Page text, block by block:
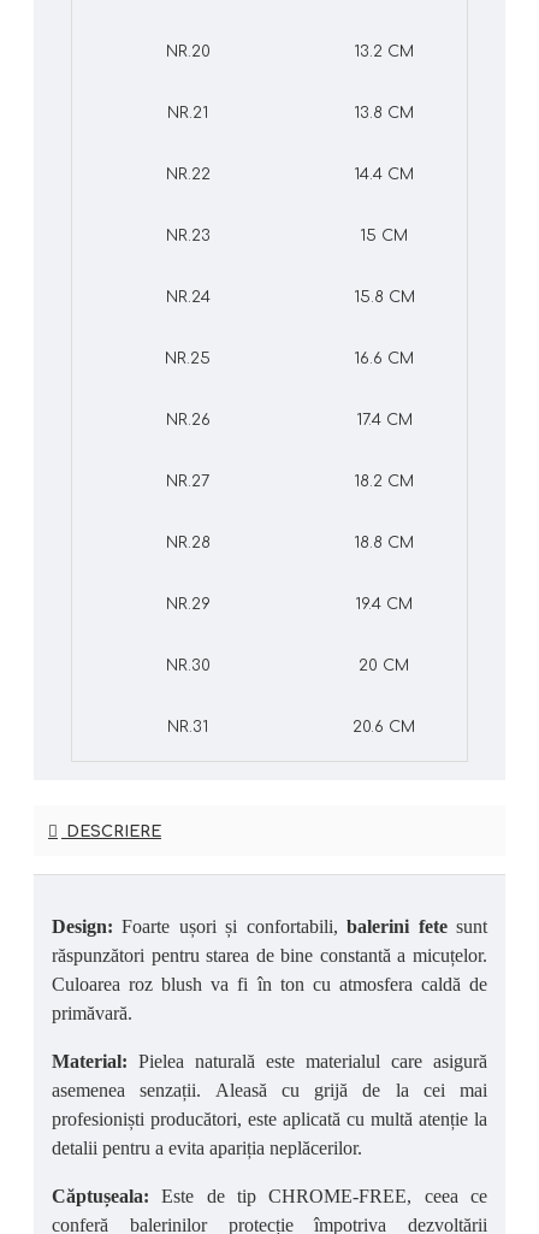
NR.20 13.2 CM
NR.21 13.8 CM
NR.22 14.4 CM
NR.23 15 CM
NR.24 15.8 CM
NR.25 16.6 CM
NR.26 17.4 CM
NR.27 18.2 CM
NR.28 18.8 CM
NR.29 19.4 CM
NR.30 20 CM
NR.31 20.6 CM
DESCRIERE
Design:Foarte ușori și confortabili,balerini fetesunt
răspunzători pentru starea de bine constantă a micuțelor.
Culoarea roz blush va fi în ton cu atmosfera caldă de
primăvară.
Material: Pielea naturală este materialul care asigură
asemenea senzații. Aleasă cu grijă de la cei mai
profesioniști producători, este aplicată cu multă atenție la
detalii pentru a evita apariția neplăcerilor.
Căptușeala: Este de tip CHROME-FREE, ceea ce
conferă balerinilor protecție împotriva dezvoltării